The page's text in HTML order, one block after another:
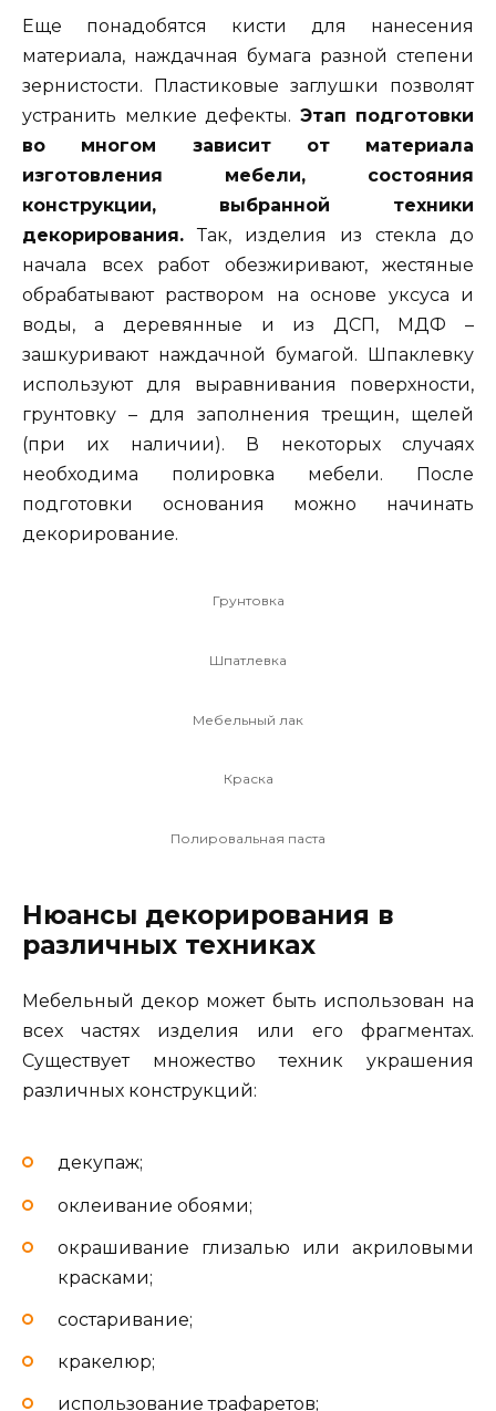
Еще понадобятся кисти для нанесения
материала, наждачная бумага разной степени
зернистости. Пластиковые заглушки позволят
устранить мелкие дефекты. Этап подготовки
во многом зависит от материала
изготовления мебели, состояния
конструкции, выбранной техники
декорирования. Так, изделия из стекла до
начала всех работ обезжиривают, жестяные
обрабатывают раствором на основе уксуса и
воды, а деревянные и из ДСП, МДФ –
зашкуривают наждачной бумагой. Шпаклевку
используют для выравнивания поверхности,
грунтовку – для заполнения трещин, щелей
(при их наличии). В некоторых случаях
необходима полировка мебели. После
подготовки основания можно начинать
декорирование.
Грунтовка
Шпатлевка
Мебельный лак
Краска
Полировальная паста
Нюансы декорирования в
различных техниках
Мебельный декор может быть использован на
всех частях изделия или его фрагментах.
Существует множество техник украшения
различных конструкций:
декупаж;
оклеивание обоями;
окрашивание глизалью или акриловыми
красками;
состаривание;
кракелюр;
использование трафаретов;